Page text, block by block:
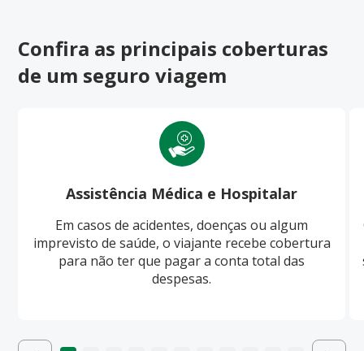
Confira as principais coberturas
de um seguro viagem
Assistência Médica e Hospitalar
Em casos de acidentes, doenças ou algum
imprevisto de saúde, o viajante recebe cobertura
para não ter que pagar a conta total das
despesas.